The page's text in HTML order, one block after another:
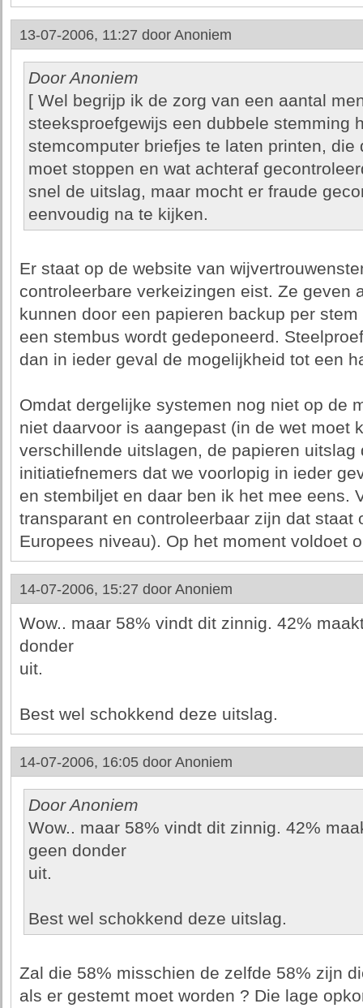
13-07-2006, 11:27 door Anoniem
Door Anoniem
[ Wel begrijp ik de zorg van een aantal
steeksproefgewijs een dubbele stemming
stemcomputer briefjes te laten printen, die
moet stoppen en wat achteraf
snel de uitslag, maar mocht er fraude
eenvoudig na te kijken.
Er staat op de website van
controleerbare verkeizingen eist. Ze geven
kunnen door een papieren backup per
een stembus wordt gedeponeerd.
dan in ieder geval de mogelijkheid tot een
Omdat dergelijke systemen nog niet op de
niet daarvoor is aangepast (in de wet moet
verschillende uitslagen, de papieren
initiatiefnemers dat we voorlopig in ieder
en stembiljet en daar ben ik het mee eens.
transparant en controleerbaar zijn dat staat
Europees niveau). Op het moment voldoet
14-07-2006, 15:27 door Anoniem
Wow.. maar 58% vindt dit zinnig. 42%
donder
uit.
Best wel schokkend deze uitslag.
14-07-2006, 16:05 door Anoniem
Door Anoniem
Wow.. maar 58% vindt dit zinnig. 42%
geen donder
uit.
Best wel schokkend deze uitslag.
Zal die 58% misschien de zelfde 58% zijn
als er gestemt moet worden ? Die lage